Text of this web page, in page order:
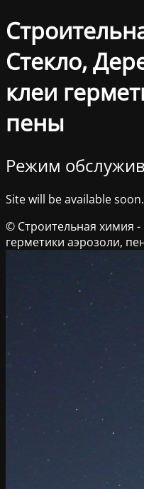
Стекло,
клеи
пены
Режим
Site will be available
© Строительная химия -
герметики аэрозоли,